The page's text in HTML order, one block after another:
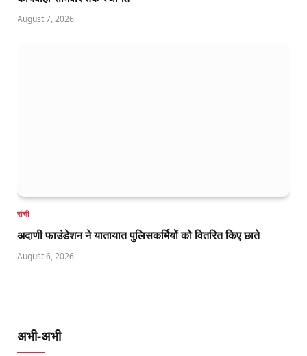
August 7, 2026
रांची
अदाणी फाउंडेशन ने यातायात पुलिसकर्मियों को वितरित किए छाते
August 6, 2026
अभी-अभी